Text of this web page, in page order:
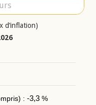
d’inflation)
: -3,3%